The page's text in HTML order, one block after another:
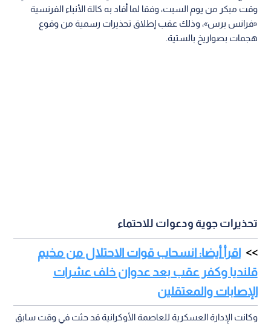
وقت مبكر من يوم السبت، وفقا لما أفاد به كالة الأنباء الفرنسية
«فرانس برس»، وذلك عقب إطلاق تحذيرات رسمية من وقوع
هجمات بصواريخ بالستية.
تحذيرات جوية ودعوات للاحتماء
اقرأ أيضا: انسحاب قوات الاحتلال من مخيم
قلنديا وكفر عقب بعد عدوان خلف عشرات
الإصابات والمعتقلين
وكانت الإدارة العسكرية للعاصمة الأوكرانية قد حثت في وقت سابق